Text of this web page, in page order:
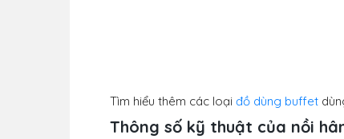
Tìm hiểu thêm các loại đồ dùng buffet
Thông số kỹ thuật của nồi